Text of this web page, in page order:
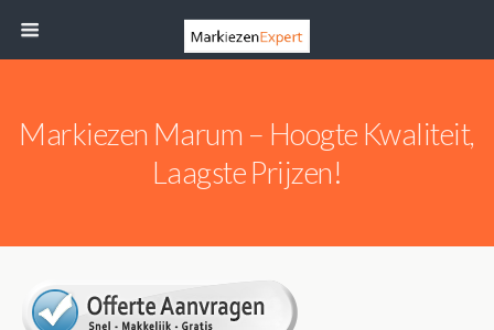
Markiezen Marum – Hoogte Kwaliteit,
Laagste Prijzen!